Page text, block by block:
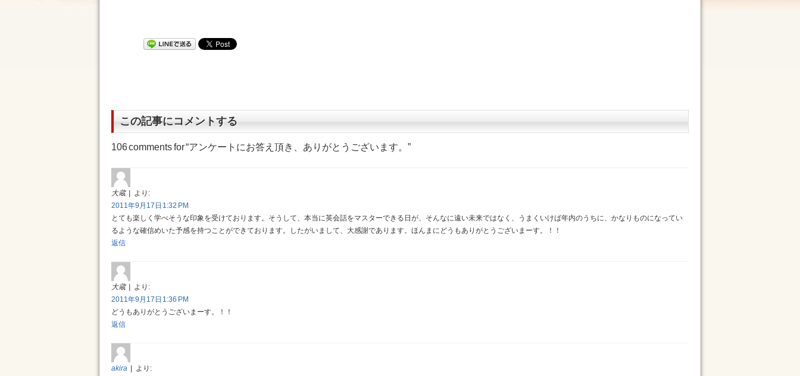
この記事にコメントする
106 comments for “アンケートにお答え頂き、ありがとうございます。”
大蔵
より:
2011年9月17日 1:32 PM
とても楽しく学べそうな印象を受けております。そうして、本当に英会話をマスターできる日が、そんなに遠い未来ではなく、うまくいけば年内のうちに、かなりものになってい
るような確信めいた予感を持つことができております。したがいまして、大感謝であります。ほんまにどうもありがとうございまーす。！！
返信
大蔵
より:
2011年9月17日 1:36 PM
どうもありがとうございまーす。！！
返信
akira
より: